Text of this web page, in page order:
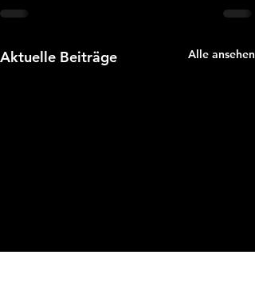
Aktuelle Beiträge Alle ansehen